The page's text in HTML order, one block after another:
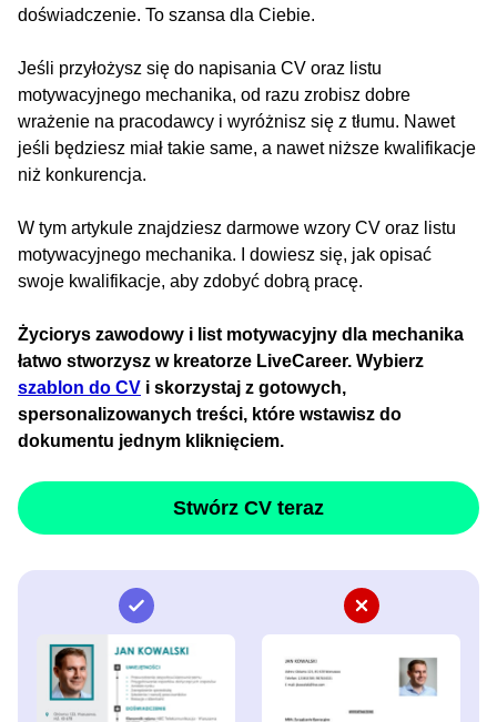
doświadczenie. To szansa dla Ciebie.
Jeśli przyłożysz się do napisania CV oraz listu
motywacyjnego mechanika, od razu zrobisz dobre
wrażenie na pracodawcy i wyróżnisz się z tłumu. Nawet
jeśli będziesz miał takie same, a nawet niższe kwalifikacje
niż konkurencja.
W tym artykule znajdziesz darmowe wzory CV oraz listu
motywacyjnego mechanika. I dowiesz się, jak opisać
swoje kwalifikacje, aby zdobyć dobrą pracę.
Życiorys zawodowy i list motywacyjny dla mechanika
łatwo stworzysz w kreatorze LiveCareer. Wybierz
szablon do CV i skorzystaj z gotowych,
spersonalizowanych treści, które wstawisz do
dokumentu jednym kliknięciem.
Stwórz CV teraz